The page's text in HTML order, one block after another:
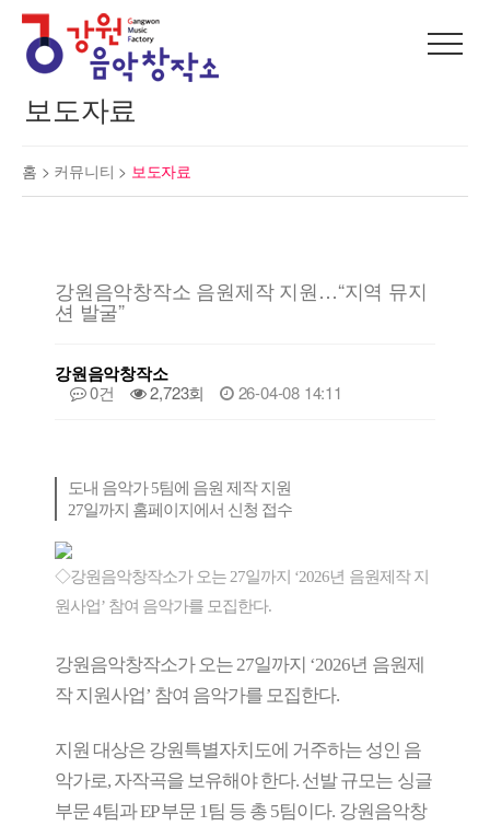
보도자료
홈 > 커뮤니티 > 보도자료
강원음악창작소 음원제작 지원…“지역 뮤지
션 발굴”
강원음악창작소
0건 2,723회 26-04-08 14:11
도내 음악가 5팀에 음원 제작 지원
27일까지 홈페이지에서 신청 접수
◇강원음악창작소가 오는 27일까지 ‘2026년 음원제작 지
원사업’ 참여 음악가를 모집한다.
강원음악창작소가 오는 27일까지 ‘2026년 음원제
작 지원사업’ 참여 음악가를 모집한다.
지원 대상은 강원특별자치도에 거주하는 성인 음
악가로, 자작곡을 보유해야 한다. 선발 규모는 싱글
부문 4팀과 EP 부문 1팀 등 총 5팀이다. 강원음악창